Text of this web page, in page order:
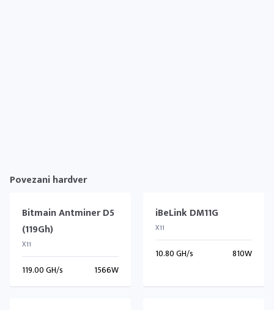
Povezani hardver
Bitmain Antminer D5
(119Gh)
X11
119.00 GH/s 1566W
iBeLink DM11G
X11
10.80 GH/s 810W